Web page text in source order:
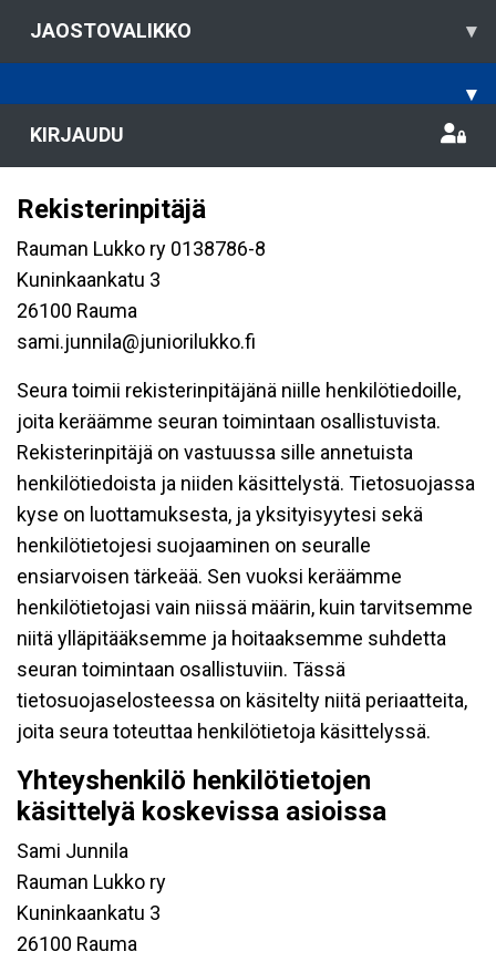
JAOSTOVALIKKO ▾
▾
KIRJAUDU
Rekisterinpitäjä
Rauman Lukko ry 0138786-8
Kuninkaankatu 3
26100 Rauma
sami.junnila@juniorilukko.fi
Seura toimii rekisterinpitäjänä niille henkilötiedoille,
joita keräämme seuran toimintaan osallistuvista.
Rekisterinpitäjä on vastuussa sille annetuista
henkilötiedoista ja niiden käsittelystä. Tietosuojassa
kyse on luottamuksesta, ja yksityisyytesi sekä
henkilötietojesi suojaaminen on seuralle
ensiarvoisen tärkeää. Sen vuoksi keräämme
henkilötietojasi vain niissä määrin, kuin tarvitsemme
niitä ylläpitääksemme ja hoitaaksemme suhdetta
seuran toimintaan osallistuviin. Tässä
tietosuojaselosteessa on käsitelty niitä periaatteita,
joita seura toteuttaa henkilötietoja käsittelyssä.
Yhteyshenkilö henkilötietojen
käsittelyä koskevissa asioissa
Sami Junnila
Rauman Lukko ry
Kuninkaankatu 3
26100 Rauma